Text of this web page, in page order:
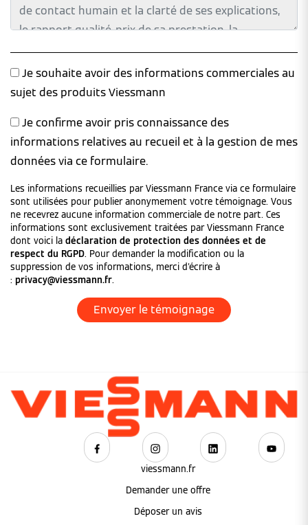
Je souhaite avoir des informations commerciales au
sujet des produits Viessmann
Je confirme avoir pris connaissance des
informations relatives au recueil et à la gestion de mes
données via ce formulaire.
Les informations recueillies par Viessmann France via ce formulaire
sont utilisées pour publier anonymement votre témoignage. Vous
ne recevrez aucune information commerciale de notre part. Ces
informations sont exclusivement traitées par Viessmann France
dont voici la déclaration de protection des données et de
respect du RGPD. Pour demander la modification ou la
suppression de vos informations, merci d'écrire à
: privacy@viessmann.fr.
viessmann.fr
Demander une offre
Déposer un avis